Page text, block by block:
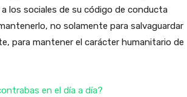
los sociales de su código de conducta
no solamente para salvaguardar
para mantener el carácter humanitario de
en el día a día?